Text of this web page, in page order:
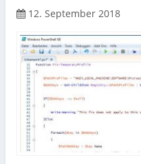
12. September 2018